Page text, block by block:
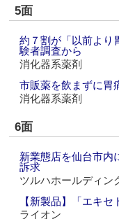
5面
約７割が「以前より
験者調査から
消化器系薬剤
市販薬を飲まずに胃
消化器系薬剤
6面
新業態店を仙台市内
訴求
ツルハホールディン
【新製品】「エキ
ライオン